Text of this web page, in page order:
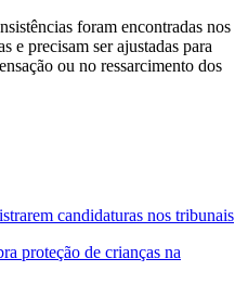
foram encontradas nos
e precisam ser ajustadas para
ou no ressarcimento dos
candidaturas nos tribunais
proteção de crianças na